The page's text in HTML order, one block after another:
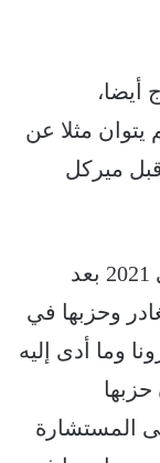
أيضا،
يتوان مثلا عن
ميركل
لكن ميركل التي قررت أن ترحل في 2021 بعد
وحزبها في
وما أدى إليه
المستشارة